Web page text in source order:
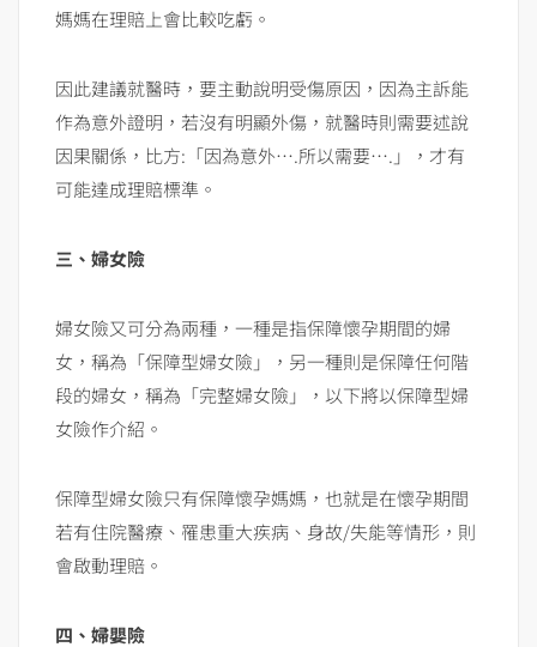
媽媽在理賠上會比較吃虧。
因此建議就醫時，要主動說明受傷原因，因為主訴能
作為意外證明，若沒有明顯外傷，就醫時則需要述說
因果關係，比方:「因為意外….所以需要….」，才有
可能達成理賠標準。
三、婦女險
婦女險又可分為兩種，一種是指保障懷孕期間的婦
女，稱為「保障型婦女險」，另一種則是保障任何階
段的婦女，稱為「完整婦女險」，以下將以保障型婦
女險作介紹。
保障型婦女險只有保障懷孕媽媽，也就是在懷孕期間
若有住院醫療、罹患重大疾病、身故/失能等情形，則
會啟動理賠。
四、婦嬰險